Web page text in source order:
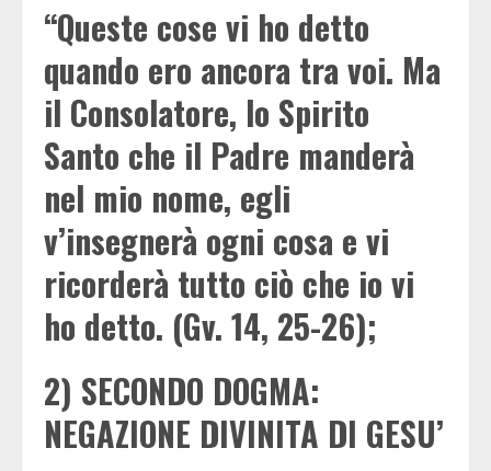
“Queste cose vi ho detto
quando ero ancora tra voi. Ma
il Consolatore, lo Spirito
Santo che il Padre manderà
nel mio nome, egli
v’insegnerà ogni cosa e vi
ricorderà tutto ciò che io vi
ho detto. (Gv. 14, 25-26);
2) SECONDO DOGMA:
NEGAZIONE DIVINITA DI GESU’